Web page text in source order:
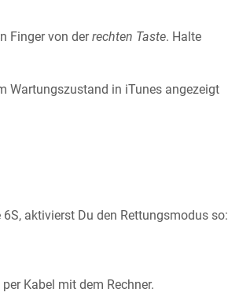
Finger von derrechten Taste. Halte
Wartungszustand in iTunes angezeigt
aktivierst Du den Rettungsmodus so:
Kabel mit dem Rechner.